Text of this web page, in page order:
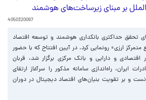
بر مبنای زیرساخت‌های هوشمند
4050320097
تحقق حداکثری بانکداری هوشمند و توسعه اقتصاد
متمرکز ارزی» رونمایی کرد. در آیین افتتاح که با حضور
اقتصادی و دارایی و بانک مرکزی برگزار شد، قربان
ایران، راه‌اندازی سامانه مذکور را سرآغاز ارتقای
و بر تقویت بنیان‌های اقتصاد دیجیتال در دوران